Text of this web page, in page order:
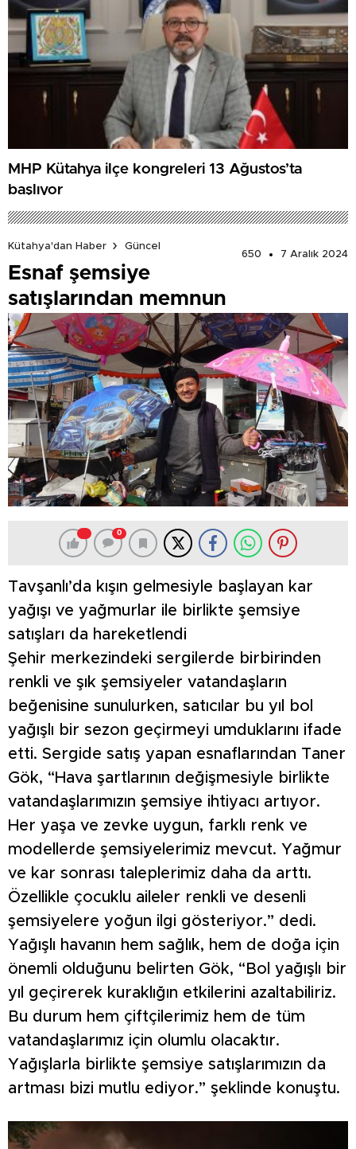
MHP Kütahya ilçe kongreleri 13 Ağustos’ta
başlıyor
Kütahya'dan Haber
Güncel
650
7 Aralık 2024
Esnaf şemsiye
satışlarından memnun
0
Tavşanlı’da kışın gelmesiyle başlayan kar
yağışı ve yağmurlar ile birlikte şemsiye
satışları da hareketlendi
Şehir merkezindeki sergilerde birbirinden
renkli ve şık şemsiyeler vatandaşların
beğenisine sunulurken, satıcılar bu yıl bol
yağışlı bir sezon geçirmeyi umduklarını ifade
etti. Sergide satış yapan esnaflarından Taner
Gök, “Hava şartlarının değişmesiyle birlikte
vatandaşlarımızın şemsiye ihtiyacı artıyor.
Her yaşa ve zevke uygun, farklı renk ve
modellerde şemsiyelerimiz mevcut. Yağmur
ve kar sonrası taleplerimiz daha da arttı.
Özellikle çocuklu aileler renkli ve desenli
şemsiyelere yoğun ilgi gösteriyor.” dedi.
Yağışlı havanın hem sağlık, hem de doğa için
önemli olduğunu belirten Gök, “Bol yağışlı bir
yıl geçirerek kuraklığın etkilerini azaltabiliriz.
Bu durum hem çiftçilerimiz hem de tüm
vatandaşlarımız için olumlu olacaktır.
Yağışlarla birlikte şemsiye satışlarımızın da
artması bizi mutlu ediyor.” şeklinde konuştu.